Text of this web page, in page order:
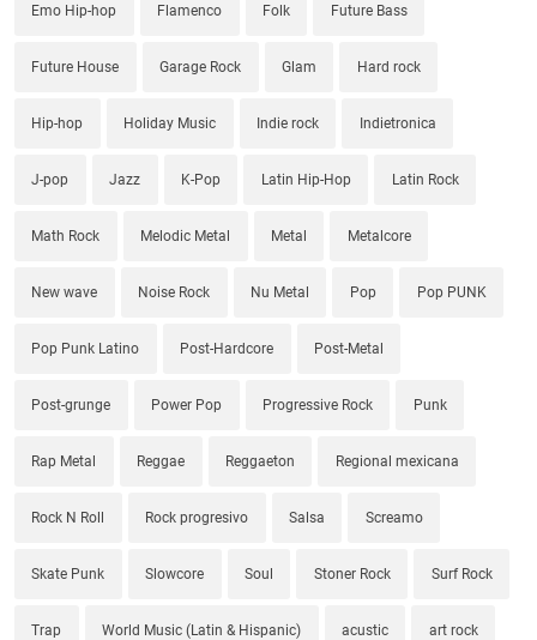
Emo Hip-hop Flamenco Folk Future Bass
Future House Garage Rock Glam Hard rock
Hip-hop Holiday Music Indie rock Indietronica
J-pop Jazz K-Pop Latin Hip-Hop Latin Rock
Math Rock Melodic Metal Metal Metalcore
New wave Noise Rock Nu Metal Pop Pop PUNK
Pop Punk Latino Post-Hardcore Post-Metal
Post-grunge Power Pop Progressive Rock Punk
Rap Metal Reggae Reggaeton Regional mexicana
Rock N Roll Rock progresivo Salsa Screamo
Skate Punk Slowcore Soul Stoner Rock Surf Rock
Trap World Music (Latin & Hispanic) acustic art rock